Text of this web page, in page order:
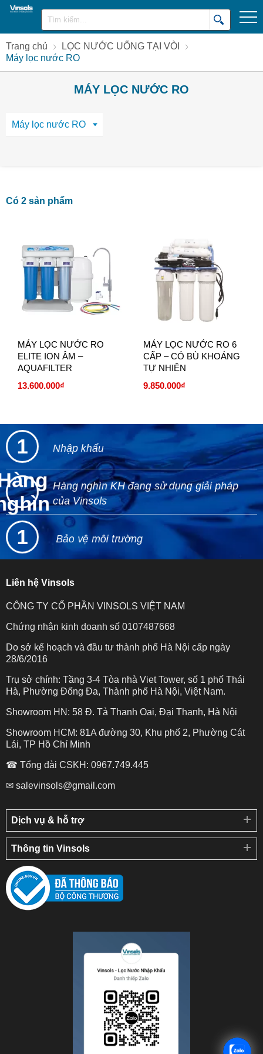
Trang chủ
LỌC NƯỚC UỐNG TẠI VÒI
Máy lọc nước RO
MÁY LỌC NƯỚC RO
Máy lọc nước RO
Có 2 sản phẩm
MÁY LỌC NƯỚC RO
ELITE ION ÂM –
AQUAFILTER
13.600.000₫
MÁY LỌC NƯỚC RO 6
CẤP – CÓ BÙ KHOÁNG
TỰ NHIÊN
9.850.000₫
1 Nhập khẩu
Hàng nghìn KH đang sử dụng giải pháp
của Vinsols
1 Bảo vệ môi trường
Liên hệ Vinsols
CÔNG TY CỔ PHẦN VINSOLS VIỆT NAM
Chứng nhận kinh doanh số 0107487668
Do sở kế hoạch và đầu tư thành phố Hà Nội cấp ngày
28/6/2016
Trụ sở chính: Tầng 3-4 Tòa nhà Viet Tower, số 1 phố Thái
Hà, Phường Đống Đa, Thành phố Hà Nội, Việt Nam.
Showroom HN: 58 Đ. Tả Thanh Oai, Đại Thanh, Hà Nội
Showroom HCM: 81A đường 30, Khu phố 2, Phường Cát
Lái, TP Hồ Chí Minh
☎ Tổng đài CSKH: 0967.749.445
✉ salevinsols@gmail.com
Dịch vụ & hỗ trợ
Thông tin Vinsols